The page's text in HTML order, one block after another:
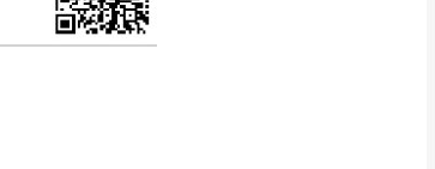
價，消費
需酌收